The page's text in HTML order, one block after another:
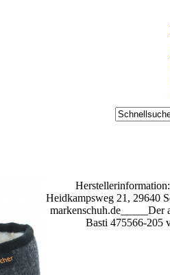
Heidkampsweg 21, 29640
markenschuh.de_____Der
Basti 475566-205